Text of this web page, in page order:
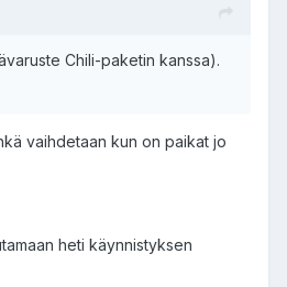
Chili-paketin kanssa).
vaihdetaan kun on paikat jo
heti käynnistyksen